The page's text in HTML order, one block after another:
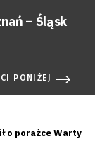
– Śląsk
PONIŻEJ
o porażce Warty